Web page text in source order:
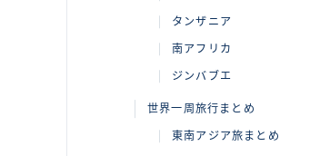
タンザニア
南アフリカ
ジンバブエ
世界一周旅行まとめ
東南アジア旅まとめ